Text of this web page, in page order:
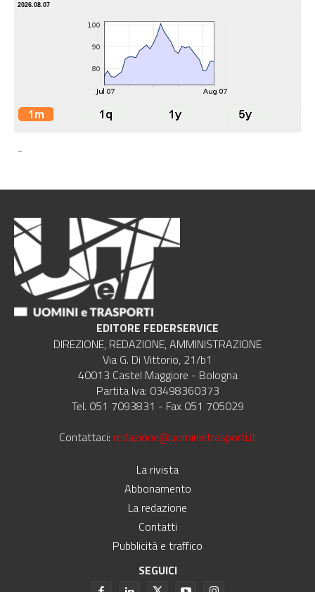
2026.08.07
-
EDITORE FEDERSERVICE
DIREZIONE, REDAZIONE, AMMINISTRAZIONE
Via G. Di Vittorio, 21/b1
40013 Castel Maggiore - Bologna
Partita Iva: 03498360373
Tel. 051 7093831 - Fax 051 705029
Contattaci: redazione@uominietrasporti.it
La rivista
Abbonamento
La redazione
Contatti
Pubblicità e traffico
SEGUICI